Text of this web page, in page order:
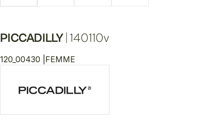
PICCADILLY 140110v
120_00430 | FEMME